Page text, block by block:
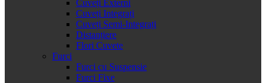
Cuveți Externi
Cuveți Integrați
Cuveți Semi-Integrați
Distanțiere
Flori Cuvete
Furci
Furci cu Suspensie
Furci Fixe